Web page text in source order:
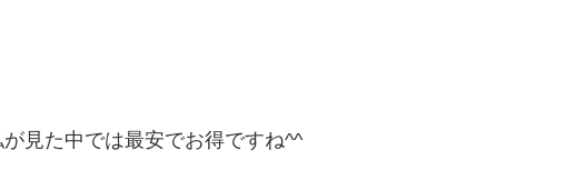
が見た中では最安でお得ですね^^